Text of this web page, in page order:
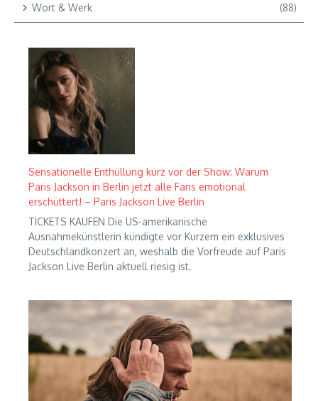
Wort & Werk (88)
Sensationelle Enthüllung kurz vor der Show: Warum
Paris Jackson in Berlin jetzt alle Fans emotional
erschüttert! – Paris Jackson Live Berlin
TICKETS KAUFEN Die US-amerikanische
Ausnahmekünstlerin kündigte vor Kurzem ein exklusives
Deutschlandkonzert an, weshalb die Vorfreude auf Paris
Jackson Live Berlin aktuell riesig ist.